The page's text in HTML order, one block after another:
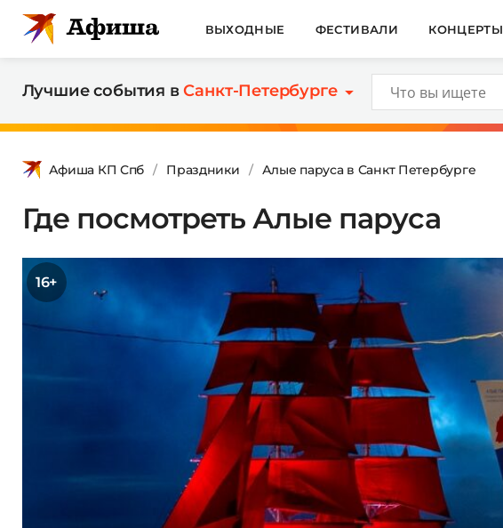
ВЫХОДНЫЕ ФЕСТИВАЛИ КОНЦЕРТЫ
Лучшие события вСанкт-Петербурге
Афиша КП Спб Праздники Алые паруса в Санкт Петербурге
Где посмотреть Алые паруса
16+